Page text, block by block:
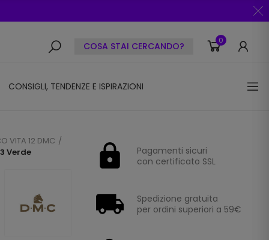
COSA STAI CERCANDO? 0
CONSIGLI, TENDENZE E ISPIRAZIONI
VITA 12 DMC
Verde
Pagamenti sicuri
con certificato SSL
Spedizione gratuita
per ordini superiori a 59€